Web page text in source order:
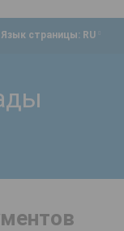
Язык страницы: RU